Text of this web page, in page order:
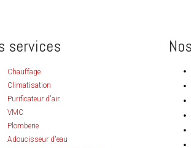
services
Chauffage
Climatisation
Purificateur d'air
VMC
Plomberie
Adoucisseur d'eau